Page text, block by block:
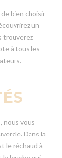
bien choisir
un
trouverez
à tous les
nous vous
Dans la
le réchaud à